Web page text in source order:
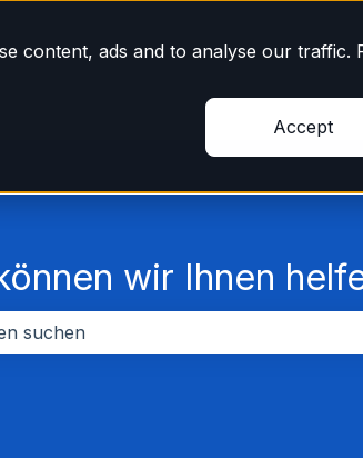
content, ads and to analyse our traffic.
Accept
wir Ihnen